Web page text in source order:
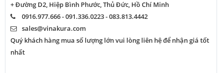
+ Đường D2, Hiệp Bình Phước, Thủ Đức, Hồ Chí Minh
0916.977.666 - 091.336.0223 - 083.813.4442
sales@vinakura.com
Quý khách hàng mua số lượng lớn vui lòng liên hệ để nhận giá tốt
nhất